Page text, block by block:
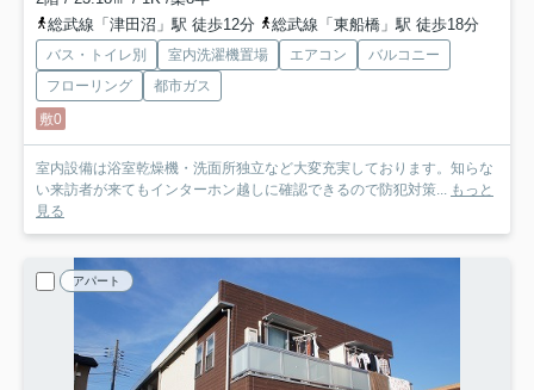
総武線「津田沼」駅 徒歩12分
総武線「東船橋」駅 徒歩18分
バス・トイレ別 室内洗濯機置場 エアコン
バルコニー
フローリング
都市ガス
敷0
室内設備は浴室乾燥機・洗面所独立など大変充実しております。知らな
い来訪者が来てもインターホン越しに確認できるので防犯対策...
もっと
見る
アパート